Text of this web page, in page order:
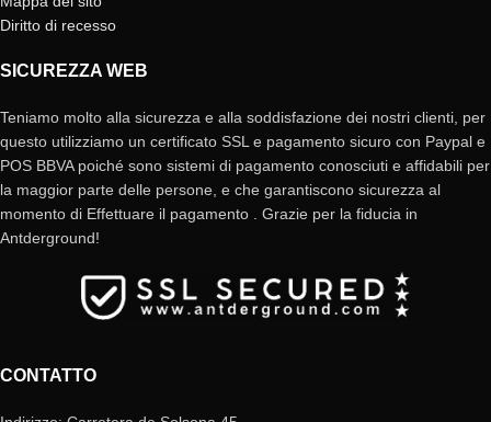
Diritto di recesso
SICUREZZA WEB
Teniamo molto alla sicurezza e alla soddisfazione dei nostri clienti, per
questo utilizziamo un certificato SSL e pagamento sicuro con Paypal e
POS BBVA poiché sono sistemi di pagamento conosciuti e affidabili per
la maggior parte delle persone, e che garantiscono sicurezza al
momento di Effettuare il pagamento . Grazie per la fiducia in
Antderground!
CONTATTO